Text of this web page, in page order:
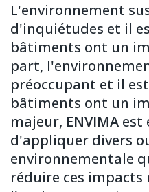
L'environnement
d'inquiétudes et il
bâtiments ont un
part,
préoccupant et il
bâtiments ont un
majeur, ENVIMA est
d'appliquer divers
environnementale
réduire ces